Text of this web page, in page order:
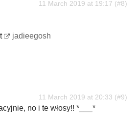
11 March 2019 at 19:17
jadieegosh
11 March 2019 at 20:33
no i te włosy!! *___*